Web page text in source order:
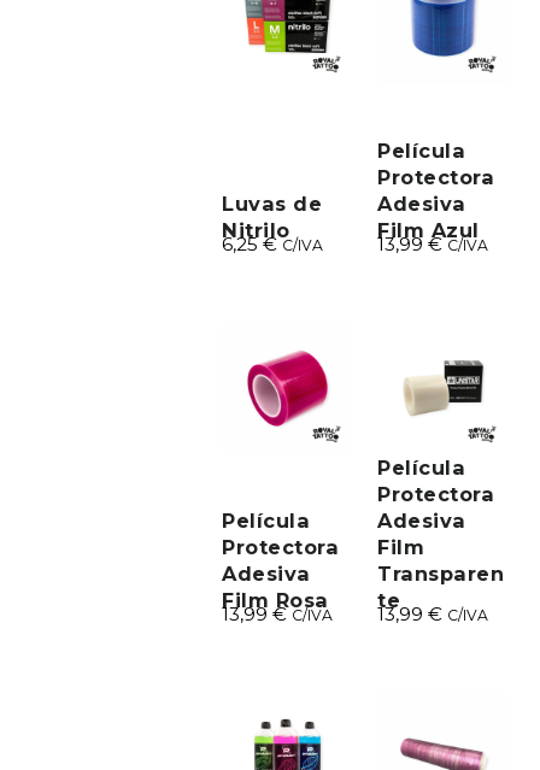
Luvas de
Nitrilo
6,25€ C/IVA
Película
Protectora
Adesiva
Film Azul
13,99€ C/IVA
Película
Protectora
Adesiva
Film Rosa
13,99€ C/IVA
Película
Protectora
Adesiva
Film
Transparen
te
13,99€ C/IVA